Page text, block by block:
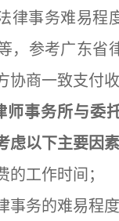
事务难易程
，参考广东省
协商一致支付收
事务所与委
虑以下主要因素
工作时间；
务的难易程度